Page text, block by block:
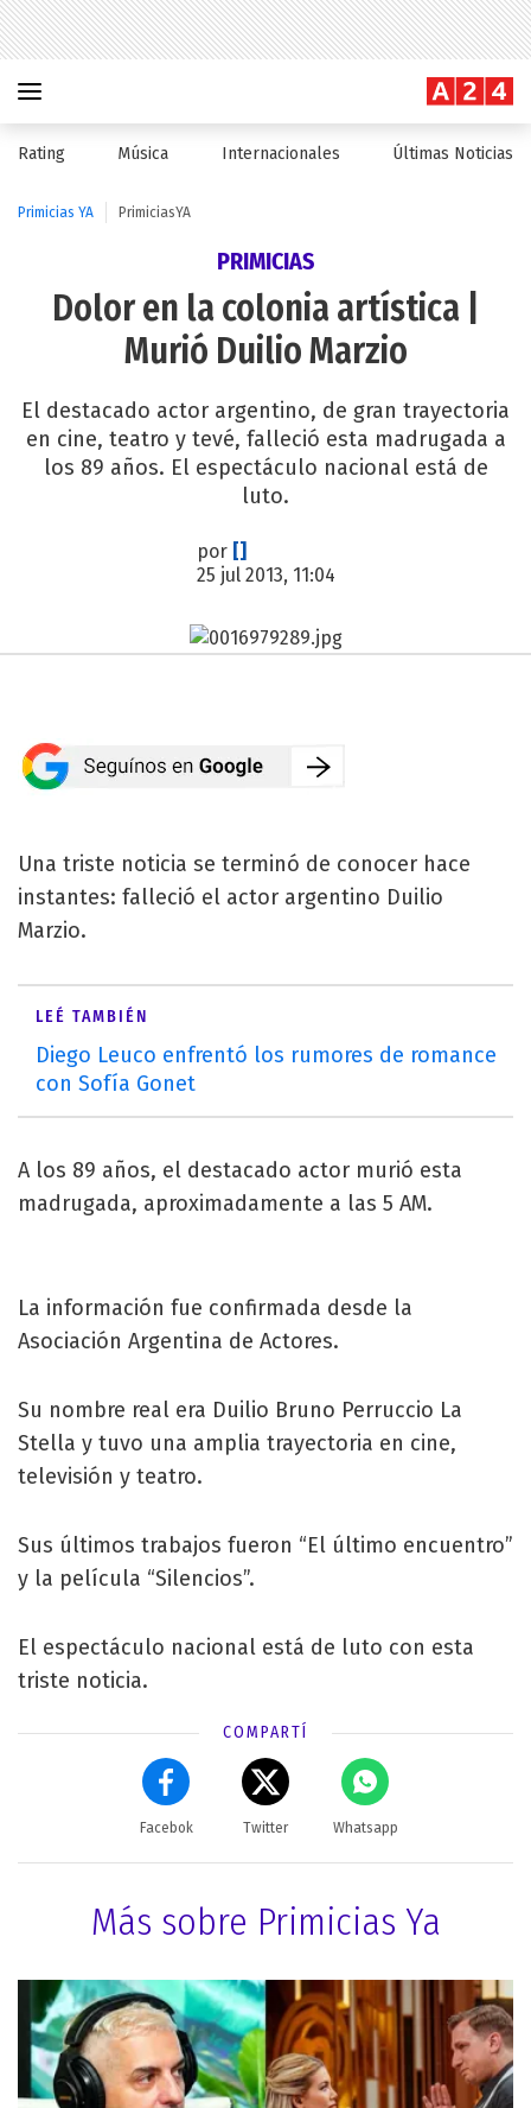
Rating Música Internacionales Últimas Noticias
Primicias YA PrimiciasYA
PRIMICIAS
Dolor en la colonia artística |
Murió Duilio Marzio
El destacado actor argentino, de gran trayectoria
en cine, teatro y tevé, falleció esta madrugada a
los 89 años. El espectáculo nacional está de
luto.
por []
25 jul 2013, 11:04
Una triste noticia se terminó de conocer hace
instantes: falleció el actor argentino Duilio
Marzio.
LEÉ TAMBIÉN
Diego Leuco enfrentó los rumores de romance
con Sofía Gonet
A los 89 años, el destacado actor murió esta
madrugada, aproximadamente a las 5 AM.
La información fue confirmada desde la
Asociación Argentina de Actores.
Su nombre real era Duilio Bruno Perruccio La
Stella y tuvo una amplia trayectoria en cine,
televisión y teatro.
Sus últimos trabajos fueron “El último encuentro”
y la película “Silencios”.
El espectáculo nacional está de luto con esta
triste noticia.
COMPARTÍ
Facebok Twitter Whatsapp
Más sobre Primicias Ya